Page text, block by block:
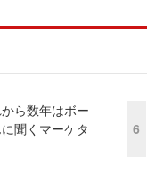
ら数年はボー
聞くマーケタ
6